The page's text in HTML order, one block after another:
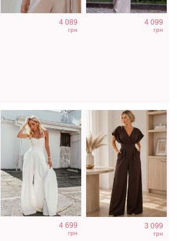
4 089
грн
4 099
грн
Лаконичный
4 699
грн
Класический
стильный
3 099
грн
Нарядный белый
комбинезон
Класический